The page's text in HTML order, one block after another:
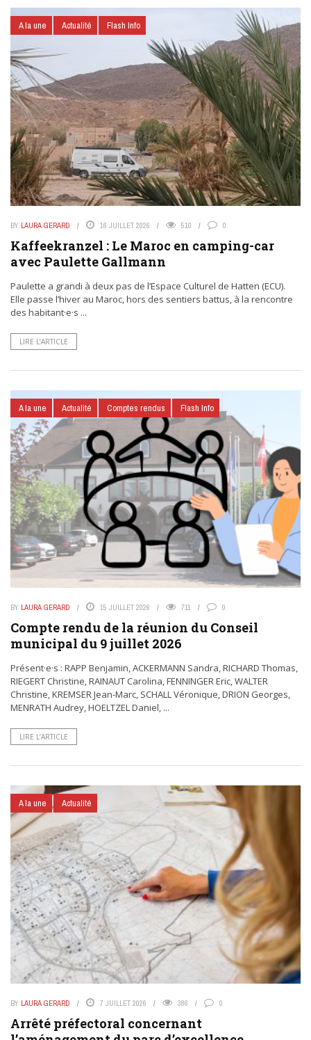
A la une Actualité Flash Info
BY LAURA GERARD 16 JUILLET 2026 510 0
Kaffeekranzel : Le Maroc en camping-car
avec Paulette Gallmann
Paulette a grandi à deux pas de l’Espace Culturel de Hatten (ECU).
Elle passe l’hiver au Maroc, hors des sentiers battus, à la rencontre
des habitant·e·s ...
LIRE L’ARTICLE
A la une Actualité Comptes rendus Flash Info
BY LAURA GERARD 15 JUILLET 2026 711 0
Compte rendu de la réunion du Conseil
municipal du 9 juillet 2026
Présent·e·s : RAPP Benjamin, ACKERMANN Sandra, RICHARD Thomas,
RIEGERT Christine, RAINAUT Carolina, FENNINGER Eric, WALTER
Christine, KREMSER Jean-Marc, SCHALL Véronique, DRION Georges,
MENRATH Audrey, HOELTZEL Daniel, ...
LIRE L’ARTICLE
A la une Actualité
BY LAURA GERARD 7 JUILLET 2026 386 0
Arrêté préfectoral concernant